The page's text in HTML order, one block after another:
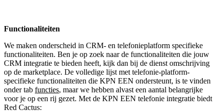
Functionaliteiten
We maken onderscheid in CRM- en telefonieplatform specifieke
functionaliteiten. Ben je op zoek naar de functionaliteiten die jouw
CRM integratie te bieden heeft, kijk dan bij de dienst omschrijving
op de marketplace. De volledige lijst met telefonie-platform-
specifieke functionaliteiten die KPN EEN ondersteunt, is te vinden
onder tab functies, maar we hebben alvast een aantal belangrijke
voor je op een rij gezet. Met de KPN EEN telefonie integratie biedt
Red Cactus: